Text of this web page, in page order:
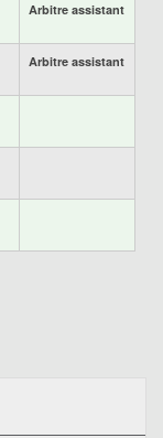
Arbitre assistant
Arbitre assistant